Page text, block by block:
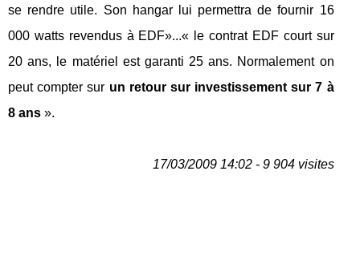
se rendre utile. Son hangar lui permettra de fournir 16
000 watts revendus à EDF»...« le contrat EDF court sur
20 ans, le matériel est garanti 25 ans. Normalement on
peut compter sur un retour sur investissement sur 7 à
8 ans ».
17/03/2009 14:02 - 9 904 visites